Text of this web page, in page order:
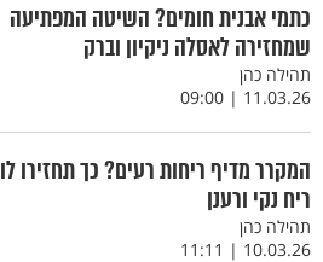
כתמי אבנית חומים? השיטה המפתיעה
שמחזירה לאסלה ניקיון וברק
תהילה כהן
11.03.26 | 09:00
המקרר מדיף ריחות רעים? כך תחזירו לו
ריח נקי ורענן
תהילה כהן
10.03.26 | 11:11